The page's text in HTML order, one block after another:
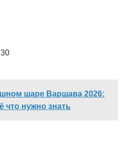
шаре Варшава 2026:
что нужно знать